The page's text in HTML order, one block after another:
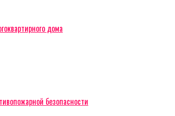
дома
безопасности